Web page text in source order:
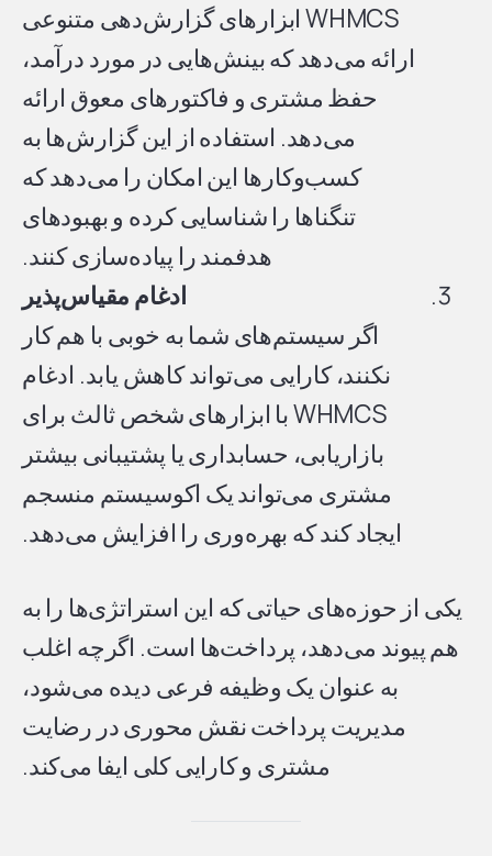
WHMCS ابزارهای گزارش‌دهی متنوعی
ارائه می‌دهد که بینش‌هایی در مورد درآمد،
حفظ مشتری و فاکتورهای معوق ارائه
می‌دهد. استفاده از این گزارش‌ها به
کسب‌وکارها این امکان را می‌دهد که
تنگناها را شناسایی کرده و بهبودهای
هدفمند را پیاده‌سازی کنند.
ادغام مقیاس‌پذیر
اگر سیستم‌های شما به خوبی با هم کار
نکنند، کارایی می‌تواند کاهش یابد. ادغام
WHMCS با ابزارهای شخص ثالث برای
بازاریابی، حسابداری یا پشتیبانی بیشتر
مشتری می‌تواند یک اکوسیستم منسجم
ایجاد کند که بهره‌وری را افزایش می‌دهد.
یکی از حوزه‌های حیاتی که این استراتژی‌ها را به
هم پیوند می‌دهد، پرداخت‌ها است. اگرچه اغلب
به عنوان یک وظیفه فرعی دیده می‌شود،
مدیریت پرداخت نقش محوری در رضایت
مشتری و کارایی کلی ایفا می‌کند.